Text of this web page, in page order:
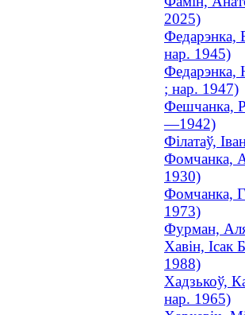
2025)
Федарэнка,
нар. 1945)
Федарэнка,
; нар. 1947)
Фешчанка,
—1942)
Філатаў,
Фомчанка,
1930)
Фомчанка,
1973)
Фурман,
Хавін, Ісак
1988)
Хадзькоў,
нар. 1965)